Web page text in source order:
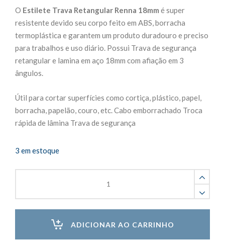
O Estilete Trava Retangular Renna 18mm é super
resistente devido seu corpo feito em ABS, borracha
termoplástica e garantem um produto duradouro e preciso
para trabalhos e uso diário. Possui Trava de segurança
retangular e lamina em aço 18mm com afiação em 3
ângulos.
Útil para cortar superfícies como cortiça, plástico, papel,
borracha, papelão, couro, etc. Cabo emborrachado Troca
rápida de lâmina Trava de segurança
3 em estoque
ADICIONAR AO CARRINHO